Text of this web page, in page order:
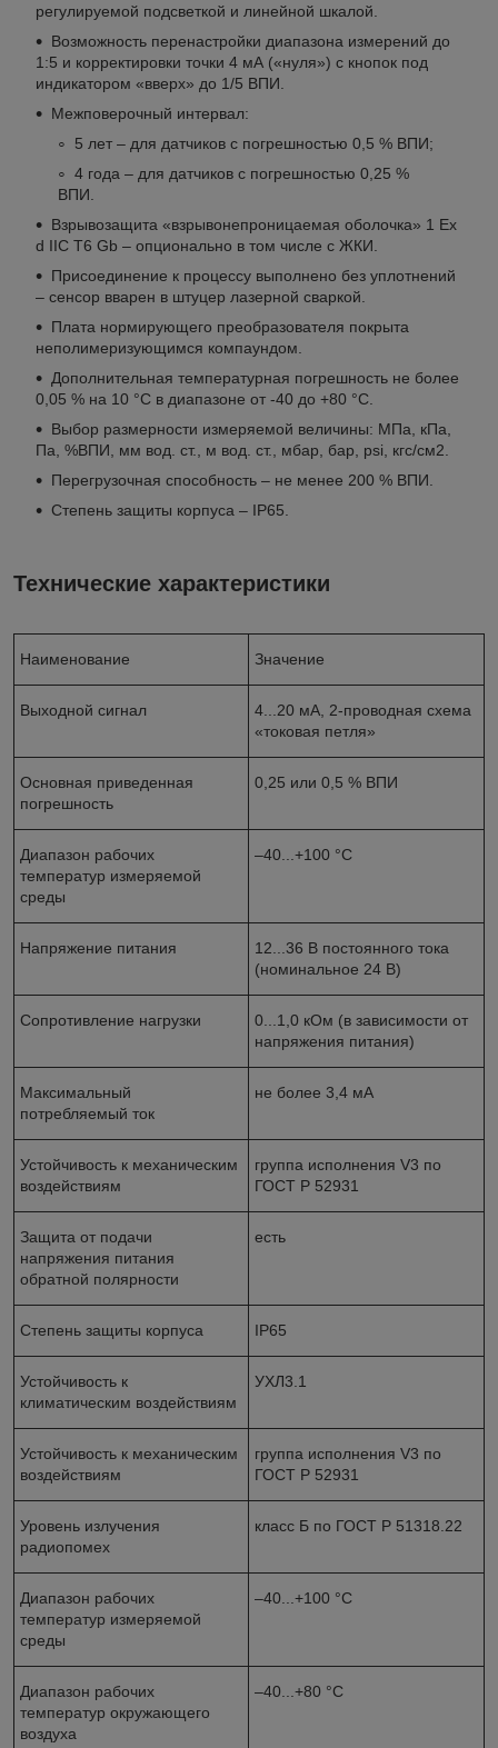
регулируемой подсветкой и линейной шкалой.
Возможность перенастройки диапазона измерений до
1:5 и корректировки точки 4 мА («нуля») с кнопок под
индикатором «вверх» до 1/5 ВПИ.
Межповерочный интервал:
5 лет – для датчиков с погрешностью 0,5 % ВПИ;
4 года – для датчиков с погрешностью 0,25 %
ВПИ.
Взрывозащита «взрывонепроницаемая оболочка» 1 Ex
d IIC T6 Gb – опционально в том числе с ЖКИ.
Присоединение к процессу выполнено без уплотнений
– сенсор вварен в штуцер лазерной сваркой.
Плата нормирующего преобразователя покрыта
неполимеризующимся компаундом.
Дополнительная температурная погрешность не более
0,05 % на 10 °С в диапазоне от -40 до +80 °С.
Выбор размерности измеряемой величины: МПа, кПа,
Па, %ВПИ, мм вод. ст., м вод. ст., мбар, бар, psi, кгс/см2
Перегрузочная способность – не менее 200 % ВПИ.
Степень защиты корпуса – IP65.
Технические характеристики
Наименование Значение
Выходной сигнал
4...20 мА, 2-проводная схема
«токовая петля»
Основная приведенная
погрешность
0,25 или 0,5 % ВПИ
Диапазон рабочих
температур измеряемой
среды
–40...+100 °С
Напряжение питания
12...36 В постоянного тока
(номинальное 24 В)
Сопротивление нагрузки
0...1,0 кОм (в зависимости от
напряжения питания)
Максимальный
потребляемый ток
не более 3,4 мА
Устойчивость к механическим
воздействиям
группа исполнения V3 по
ГОСТ Р 52931
Защита от подачи
напряжения питания
обратной полярности
есть
Степень защиты корпуса IP65
Устойчивость к
климатическим воздействиям
УХЛ3.1
Устойчивость к механическим
воздействиям
группа исполнения V3 по
ГОСТ Р 52931
Уровень излучения
радиопомех
класс Б по ГОСТ Р 51318.22
Диапазон рабочих
температур измеряемой
среды
–40...+100 °С
Диапазон рабочих
температур окружающего
воздуха
–40...+80 °С